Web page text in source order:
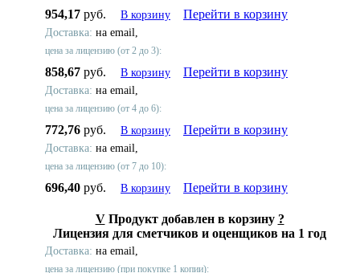
954,17 руб. В корзину Перейти в корзину
Доставка: на email,
цена за лицензию (от 2 до 3):
858,67 руб. В корзину Перейти в корзину
Доставка: на email,
цена за лицензию (от 4 до 6):
772,76 руб. В корзину Перейти в корзину
Доставка: на email,
цена за лицензию (от 7 до 10):
696,40 руб. В корзину Перейти в корзину
V Продукт добавлен в корзину ?
Лицензия для сметчиков и оценщиков на 1 год
Доставка: на email,
цена за лицензию (при покупке 1 копии):